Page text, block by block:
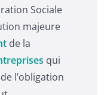
Sociale
majeure
de la
qui
de l’obligation